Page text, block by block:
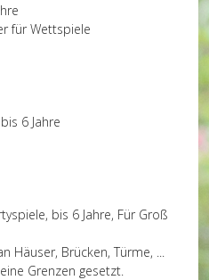
für Wettspiele
6 Jahre
bis 6 Jahre, Für Groß
Häuser, Brücken, Türme, ...
Grenzen gesetzt.